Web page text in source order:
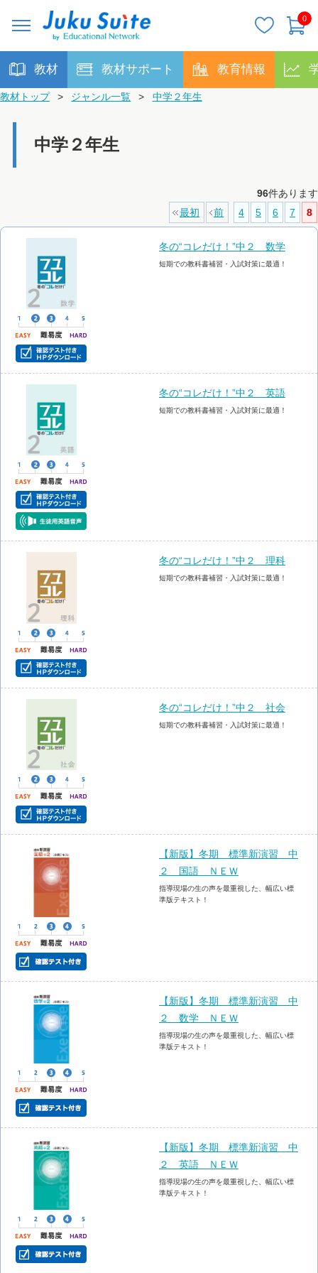
0
教材 教材サポート 教育情報
教材トップ > ジャンル一覧 > 中学２年生
中学２年生
96件あります
最初
前 4 5 6 7 8
冬の“コレだけ！”中２ 数学
短期での教科書補習・入試対策に最適！
冬の“コレだけ！”中２ 英語
短期での教科書補習・入試対策に最適！
冬の“コレだけ！”中２ 理科
短期での教科書補習・入試対策に最適！
冬の“コレだけ！”中２ 社会
短期での教科書補習・入試対策に最適！
【新版】冬期 標準新演習 中
２ 国語 ＮＥＷ
指導現場の生の声を最重視した、幅広い標
準版テキスト！
【新版】冬期 標準新演習 中
２ 数学 ＮＥＷ
指導現場の生の声を最重視した、幅広い標
準版テキスト！
【新版】冬期 標準新演習 中
２ 英語 ＮＥＷ
指導現場の生の声を最重視した、幅広い標
準版テキスト！